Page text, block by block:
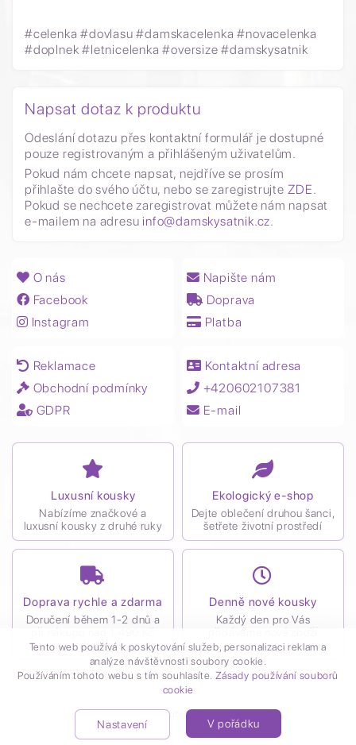
#celenka #dovlasu #damskacelenka #novacelenka
#doplnek #letnicelenka #oversize #damskysatnik
Napsat dotaz k produktu
Odeslání dotazu přes kontaktní formulář je dostupné
pouze registrovaným a přihlášeným uživatelům.
Pokud nám chcete napsat, nejdříve se prosím
přihlašte do svého účtu, nebo se zaregistrujte ZDE.
Pokud se nechcete zaregistrovat můžete nám napsat
e-mailem na adresu info@damskysatnik.cz.
O nás
Facebook
Instagram
Napište nám
Doprava
Platba
Reklamace
Obchodní podmínky
GDPR
Kontaktní adresa
+420602107381
E-mail
Luxusní kousky
Nabízíme značkové a
luxusní kousky z druhé ruky
Ekologický e-shop
Dejte oblečení druhou šanci,
šetřete životní prostředí
Doprava rychle a zdarma
Doručení během 1-2 dnů a
při nákupu nad 1 490 Kč
zdarma
Denně nové kousky
Každý den pro Vás
přidáváme nové zboží
Tento web používá k poskytování služeb, personalizaci reklam a
analýze návštěvnosti soubory cookie.
Používáním tohoto webu s tím souhlasíte. Zásady používání souborů
cookie
Nastavení V pořádku
VytvořilKubiro